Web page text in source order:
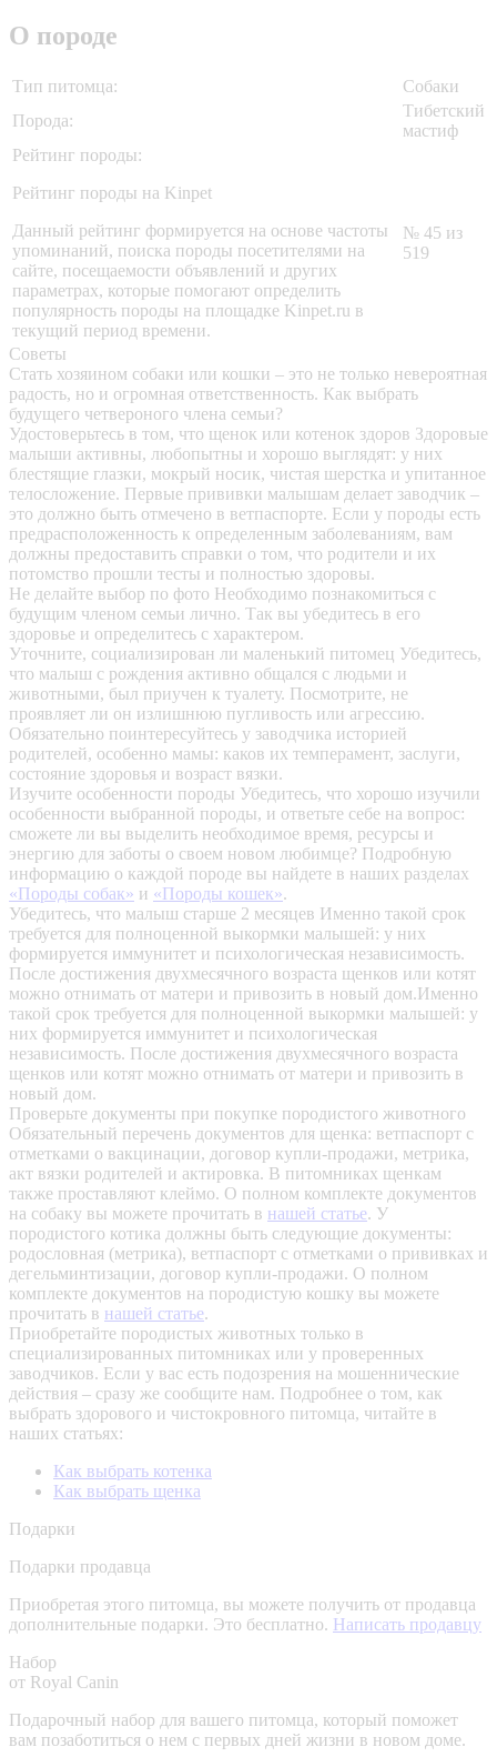
О породе
Тип питомца:
Собаки
Порода:
Тибетский
мастиф
Рейтинг породы:
Рейтинг породы на Kinpet
Данный рейтинг формируется на основе частоты
упоминаний, поиска породы посетителями на
сайте, посещаемости объявлений и других
параметрах, которые помогают определить
популярность породы на площадке Kinpet.ru в
текущий период времени.
№ 45 из
519
Советы
Стать хозяином собаки или кошки – это не только невероятная
радость, но и огромная ответственность. Как выбрать
будущего четвероного члена семьи?
Удостоверьтесь в том, что щенок или котенок здоров Здоровые
малыши активны, любопытны и хорошо выглядят: у них
блестящие глазки, мокрый носик, чистая шерстка и упитанное
телосложение. Первые прививки малышам делает заводчик –
это должно быть отмечено в ветпаспорте. Если у породы есть
предрасположенность к определенным заболеваниям, вам
должны предоставить справки о том, что родители и их
потомство прошли тесты и полностью здоровы.
Не делайте выбор по фото Необходимо познакомиться с
будущим членом семьи лично. Так вы убедитесь в его
здоровье и определитесь с характером.
Уточните, социализирован ли маленький питомец Убедитесь,
что малыш с рождения активно общался с людьми и
животными, был приучен к туалету. Посмотрите, не
проявляет ли он излишнюю пугливость или агрессию.
Обязательно поинтересуйтесь у заводчика историей
родителей, особенно мамы: каков их темперамент, заслуги,
состояние здоровья и возраст вязки.
Изучите особенности породы Убедитесь, что хорошо изучили
особенности выбранной породы, и ответьте себе на вопрос:
сможете ли вы выделить необходимое время, ресурсы и
энергию для заботы о своем новом любимце? Подробную
информацию о каждой породе вы найдете в наших разделах
«Породы собак» и «Породы кошек».
Убедитесь, что малыш старше 2 месяцев Именно такой срок
требуется для полноценной выкормки малышей: у них
формируется иммунитет и психологическая независимость.
После достижения двухмесячного возраста щенков или котят
можно отнимать от матери и привозить в новый дом.Именно
такой срок требуется для полноценной выкормки малышей: у
них формируется иммунитет и психологическая
независимость. После достижения двухмесячного возраста
щенков или котят можно отнимать от матери и привозить в
новый дом.
Проверьте документы при покупке породистого животного
Обязательный перечень документов для щенка: ветпаспорт с
отметками о вакцинации, договор купли-продажи, метрика,
акт вязки родителей и актировка. В питомниках щенкам
также проставляют клеймо. О полном комплекте документов
на собаку вы можете прочитать в нашей статье. У
породистого котика должны быть следующие документы:
родословная (метрика), ветпаспорт с отметками о прививках и
дегельминтизации, договор купли-продажи. О полном
комплекте документов на породистую кошку вы можете
прочитать в нашей статье.
Приобретайте породистых животных только в
специализированных питомниках или у проверенных
заводчиков. Если у вас есть подозрения на мошеннические
действия – сразу же сообщите нам. Подробнее о том, как
выбрать здорового и чистокровного питомца, читайте в
наших статьях:
Как выбрать котенка
Как выбрать щенка
Подарки
Подарки продавца
Приобретая этого питомца, вы можете получить от продавца
дополнительные подарки. Это бесплатно. Написать продавцу
Набор
от Royal Canin
Подарочный набор для вашего питомца, который поможет
вам позаботиться о нем с первых дней жизни в новом доме.